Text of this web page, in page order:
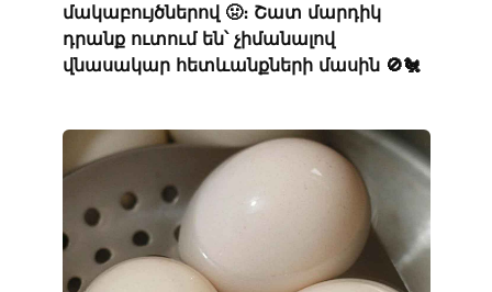
մակաբույծներով 🤢։ Շատ մարդիկ
դրանք ուտում են՝ չիմանալով
վնասակար հետևանքների մասին 🚫🐔